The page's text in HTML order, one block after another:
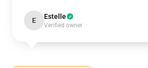
E Estelle
Verified owner